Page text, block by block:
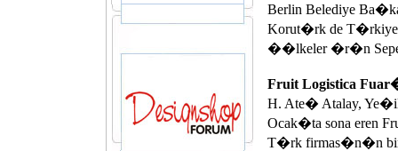
Berlin Belediye
Korut�rk de
��lkeler �r�n
Fruit Logistica
H. Ate� Atalay,
Ocak�ta sona eren
T�rk firmas�n�n